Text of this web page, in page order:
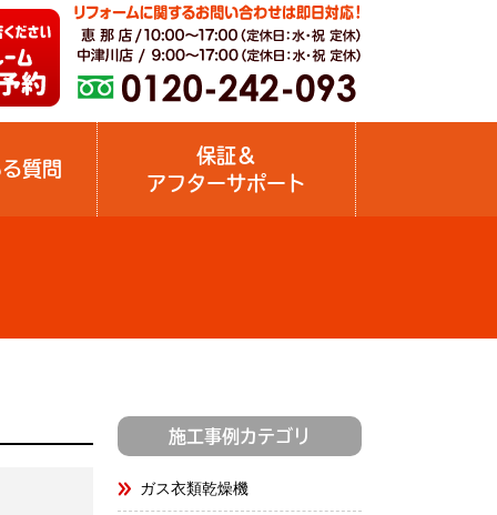
質問
保証＆
アフターサポート
施工事例カテゴリ
ガス衣類乾燥機